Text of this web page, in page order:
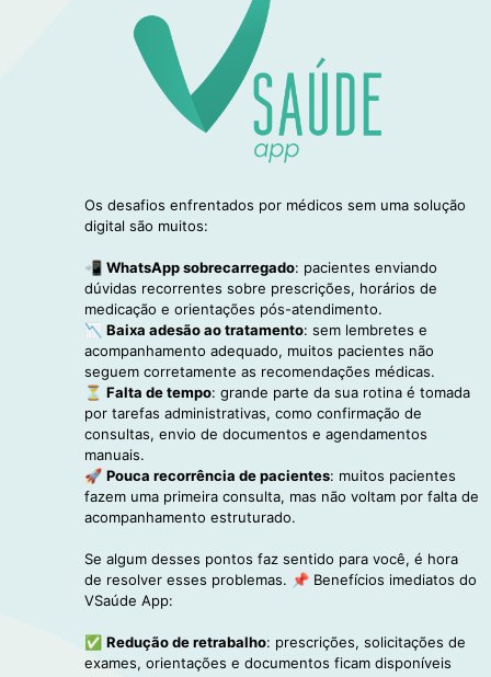
Os desafios enfrentados por médicos sem uma solução
digital são muitos:
📲WhatsApp sobrecarregado: pacientes enviando
dúvidas recorrentes sobre prescrições, horários de
medicação e orientações pós-atendimento.
📉Baixa adesão ao tratamento: sem lembretes e
acompanhamento adequado, muitos pacientes não
seguem corretamente as recomendações médicas.
⏳Falta de tempo: grande parte da sua rotina é tomada
por tarefas administrativas, como confirmação de
consultas, envio de documentos e agendamentos
manuais.
🚀Pouca recorrência de pacientes: muitos pacientes
fazem uma primeira consulta, mas não voltam por falta de
acompanhamento estruturado.
Se algum desses pontos faz sentido para você, é hora
de resolver esses problemas. 📌 Benefícios imediatos do
VSaúde App:
✅Redução de retrabalho: prescrições, solicitações de
exames, orientações e documentos ficam disponíveis